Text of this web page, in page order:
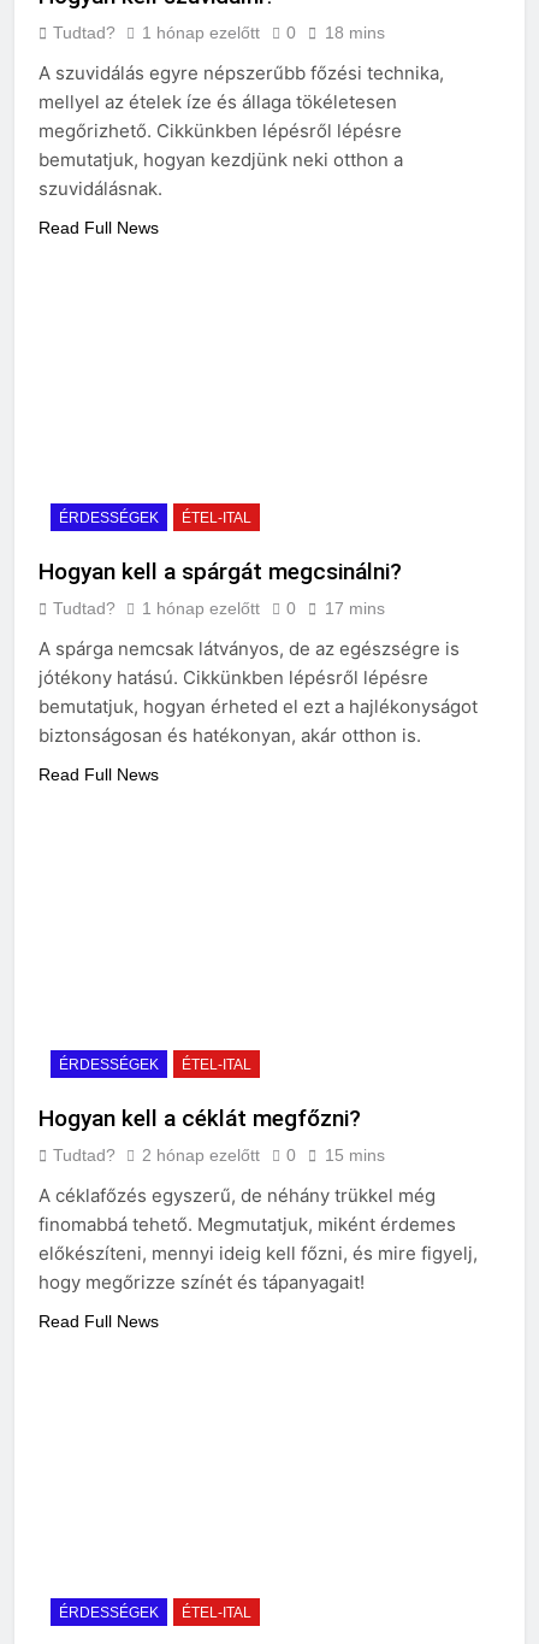
Tudtad? 1 hónap ezelőtt 0 18 mins
A szuvidálás egyre népszerűbb főzési technika,
mellyel az ételek íze és állaga tökéletesen
megőrizhető. Cikkünkben lépésről lépésre
bemutatjuk, hogyan kezdjünk neki otthon a
szuvidálásnak.
Read Full News
ÉRDESSÉGEK ÉTEL-ITAL
Hogyan kell a spárgát megcsinálni?
Tudtad? 1 hónap ezelőtt 0 17 mins
A spárga nemcsak látványos, de az egészségre is
jótékony hatású. Cikkünkben lépésről lépésre
bemutatjuk, hogyan érheted el ezt a hajlékonyságot
biztonságosan és hatékonyan, akár otthon is.
Read Full News
ÉRDESSÉGEK ÉTEL-ITAL
Hogyan kell a céklát megfőzni?
Tudtad? 2 hónap ezelőtt 0 15 mins
A céklafőzés egyszerű, de néhány trükkel még
finomabbá tehető. Megmutatjuk, miként érdemes
előkészíteni, mennyi ideig kell főzni, és mire figyelj,
hogy megőrizze színét és tápanyagait!
Read Full News
ÉRDESSÉGEK ÉTEL-ITAL